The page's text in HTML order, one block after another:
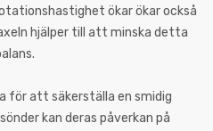
ökar ökar också
hjälper till att minska detta
för att säkerställa en smidig
kan deras påverkan på